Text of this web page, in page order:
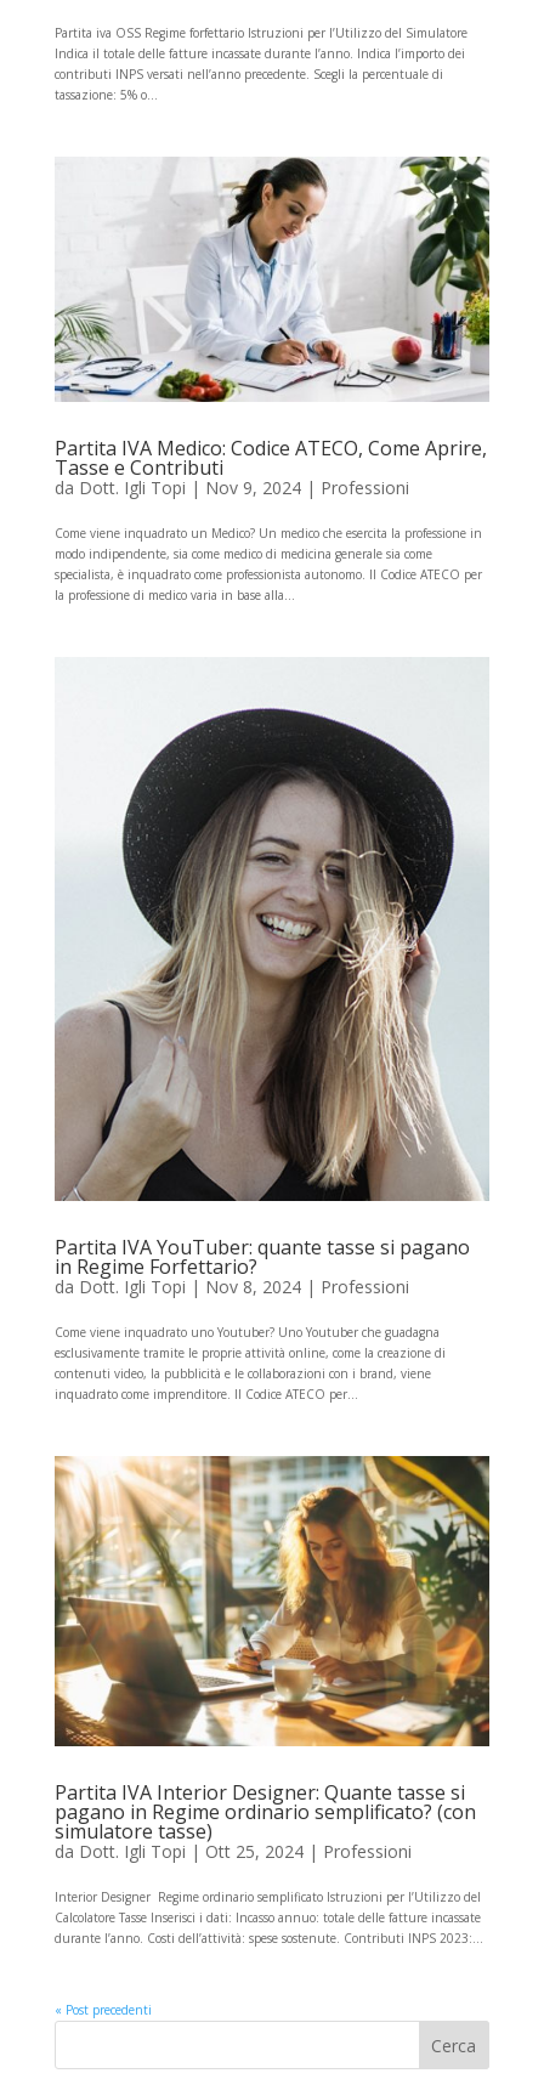
Partita iva OSS Regime forfettario Istruzioni per l’Utilizzo del Simulatore
Indica il totale delle fatture incassate durante l’anno. Indica l’importo dei
contributi INPS versati nell’anno precedente. Scegli la percentuale di
tassazione: 5% o...
Partita IVA Medico: Codice ATECO, Come Aprire,
Tasse e Contributi
da Dott. Igli Topi | Nov 9, 2024| Professioni
Come viene inquadrato un Medico? Un medico che esercita la professione in
modo indipendente, sia come medico di medicina generale sia come
specialista, è inquadrato come professionista autonomo. Il Codice ATECO per
la professione di medico varia in base alla...
Partita IVA YouTuber: quante tasse si pagano
in Regime Forfettario?
da Dott. Igli Topi | Nov 8, 2024| Professioni
Come viene inquadrato uno Youtuber? Uno Youtuber che guadagna
esclusivamente tramite le proprie attività online, come la creazione di
contenuti video, la pubblicità e le collaborazioni con i brand, viene
inquadrato come imprenditore. Il Codice ATECO per...
Partita IVA Interior Designer: Quante tasse si
pagano in Regime ordinario semplificato? (con
simulatore tasse)
da Dott. Igli Topi | Ott 25, 2024| Professioni
Interior Designer Regime ordinario semplificato Istruzioni per l’Utilizzo del
Calcolatore Tasse Inserisci i dati: Incasso annuo: totale delle fatture incassate
durante l’anno. Costi dell’attività: spese sostenute. Contributi INPS 2023:...
« Post precedenti
Cerca